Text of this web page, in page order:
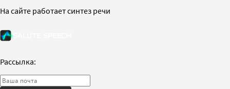
На сайте работает синтез речи
Рассылка: